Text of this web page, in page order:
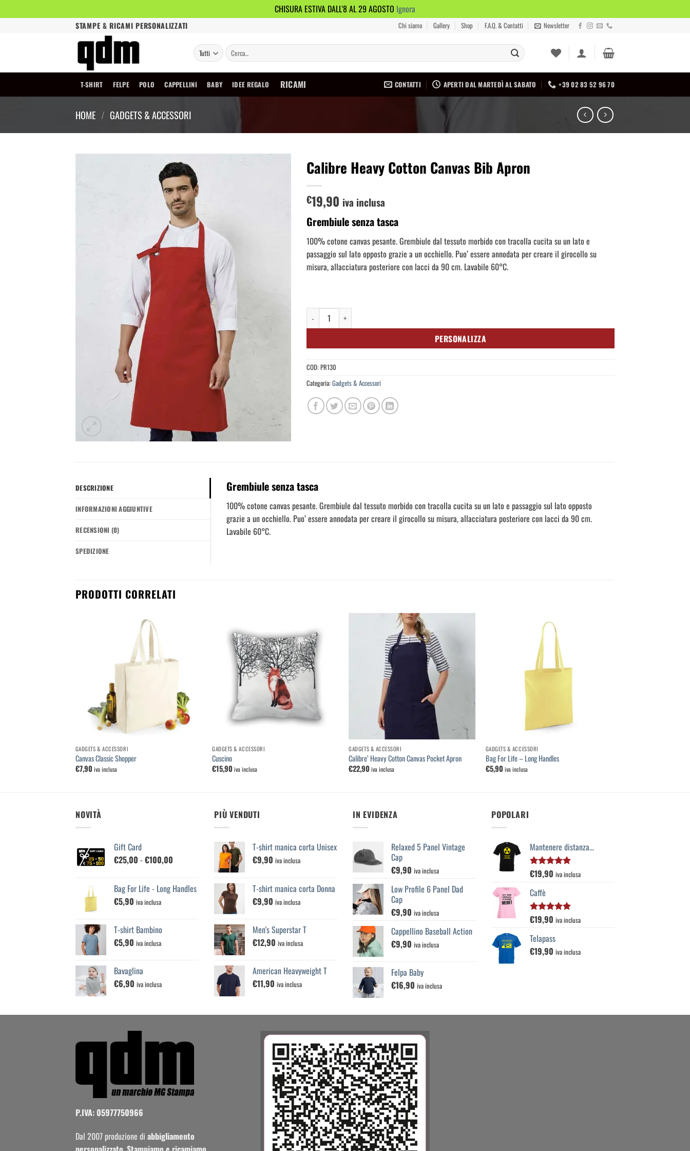
CHISURA ESTIVA DALL'8 AL 29 AGOSTO Ignora
STAMPE & RICAMI PERSONALIZZATI Chi siamo Gallery Shop F.A.Q. & Contatti Newsletter
Cerca:
T-SHIRT FELPE POLO CAPPELLINI BABY IDEE REGALO RICAMI CONTATTI APERTI DAL MARTEDÌ AL SABATO +39 02 83 52 96 70
HOME / GADGETS & ACCESSORI
Calibre Heavy Cotton Canvas Bib Apron
€19,90 iva inclusa
Grembiule senza tasca
100% cotone canvas pesante. Grembiule dal tessuto morbido con tracolla cucita su un lato e
passaggio sul lato opposto grazie a un occhiello. Puo’ essere annodata per creare il girocollo su
misura, allacciatura posteriore con lacci da 90 cm. Lavabile 60°C.
Calibre Heavy Cotton Canvas Bib Apron quantità
PERSONALIZZA
COD: PR130
Categoria: Gadgets & Accessori
DESCRIZIONE
INFORMAZIONI AGGIUNTIVE
RECENSIONI (0)
SPEDIZIONE
Grembiule senza tasca
100% cotone canvas pesante. Grembiule dal tessuto morbido con tracolla cucita su un lato e passaggio sul lato opposto
grazie a un occhiello. Puo’ essere annodata per creare il girocollo su misura, allacciatura posteriore con lacci da 90 cm.
Lavabile 60°C.
PRODOTTI CORRELATI
desideri
GADGETS & ACCESSORI
Canvas Classic Shopper
€7,90iva inclusa
Aggiungi
lista dei
desideri
GADGETS & ACCESSORI
Cuscino
€15,90iva inclusa
desideri
GADGETS & ACCESSORI
Calibre’ Heavy Cotton Canvas Pocket Apron
€22,90iva inclusa
GADGETS & ACCESSORI
Bag For Life – Long Handles
€5,90 iva inclusa
NOVITÀ
Gift Card
€25,00 -€100,00
da
Bag For Life - Long Handles
€5,90 iva inclusa
T-shirt Bambino
€5,90 iva inclusa
Bavaglina
€6,90 iva inclusa
PIÙ VENDUTI
T-shirt manica corta Unisex
€9,90 iva inclusa
T-shirt manica corta Donna
€9,90 iva inclusa
Men's Superstar T
€12,90 iva inclusa
American Heavyweight T
€11,90 iva inclusa
IN EVIDENZA
Relaxed 5 Panel Vintage
Cap
€9,90 iva inclusa
Low Profile 6 Panel Dad
Cap
€9,90 iva inclusa
Cappellino Baseball Action
€9,90 iva inclusa
Felpa Baby
€16,90 iva inclusa
POPOLARI
Mantenere distanza...
Valutato
5.00
€19,90 iva inclusa
Caffè
Valutato
5.00
€19,90 iva inclusa
Telapass
€19,90 iva inclusa
P.IVA: 05977750966
Dal 2007 produzione di abbigliamento